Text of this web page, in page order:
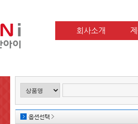
회사소개
옵션선택